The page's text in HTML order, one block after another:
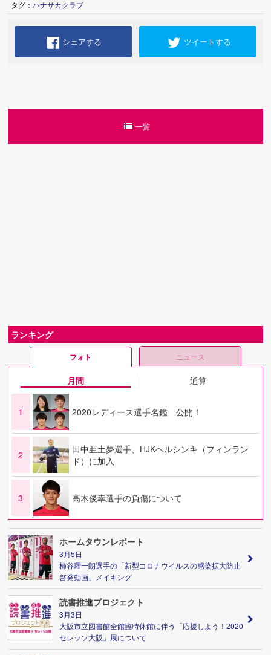
タグ：ハナサカクラブ
シェアする ツイートする
一覧
ランキング
フォト ニュース
月間 通算
1 2020レディース選手名鑑 公開！
2
田中亜土夢選手、HJKヘルシンキ（フィンラン
ド）に加入
3 高木俊幸選手の負傷について
ホームタウンレポート
3月5日
柿谷曜一朗選手の「新型コロナウイルスの感染拡大防止
啓発動画」メイキング
読書推進プロジェクト
3月3日
大阪市立図書館全館臨時休館に伴う「応援しよう！2020
セレッソ大阪」展について